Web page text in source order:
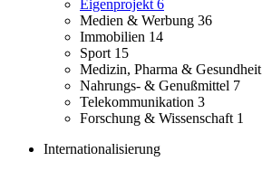
Eigenprojekt 6
Medien & Werbung 36
Immobilien 14
Sport 15
Medizin, Pharma & Gesundheit
Nahrungs- & Genußmittel 7
Telekommunikation 3
Forschung & Wissenschaft 1
Internationalisierung